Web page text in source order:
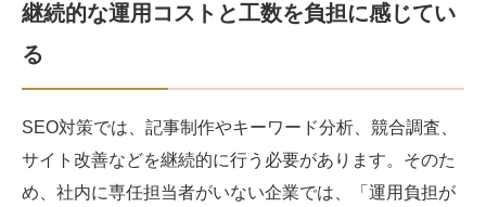
継続的な運用コストと工数を負担に感じてい
る
SEO対策では、記事制作やキーワード分析、競合調査、
サイト改善などを継続的に行う必要があります。そのた
め、社内に専任担当者がいない企業では、「運用負担が